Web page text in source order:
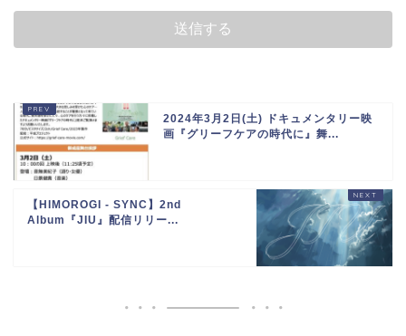
2024年3月2日(土) ドキュメンタリー映
画『グリーフケアの時代に』舞...
【HIMOROGI - SYNC】2nd
Album『JIU』配信リリー...